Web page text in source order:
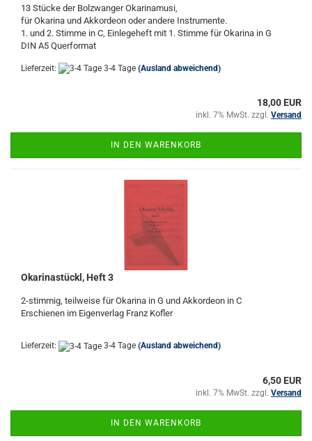
13 Stücke der Bolzwanger Okarinamusi,
für Okarina und Akkordeon oder andere Instrumente.
1. und 2. Stimme in C, Einlegeheft mit 1. Stimme für Okarina in G
DIN A5 Querformat
Lieferzeit: 3-4 Tage (Ausland abweichend)
18,00 EUR
inkl. 7% MwSt. zzgl. Versand
IN DEN WARENKORB
Okarinastückl, Heft 3
2-stimmig, teilweise für Okarina in G und Akkordeon in C
Erschienen im Eigenverlag Franz Kofler
Lieferzeit: 3-4 Tage (Ausland abweichend)
6,50 EUR
inkl. 7% MwSt. zzgl. Versand
IN DEN WARENKORB